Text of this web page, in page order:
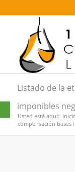
Abrir barra de
Listado de la
imponibles
Usted está aquí:
compensación bases